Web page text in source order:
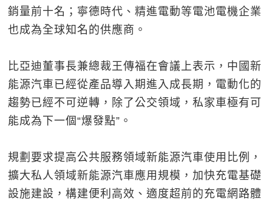
銷量前十名；寧德時代、精進電動等電池電機企業
也成為全球知名的供應商。
比亞迪董事長兼總裁王傳福在會議上表示，中國新
能源汽車已經從產品導入期進入成長期，電動化的
趨勢已經不可逆轉，除了公交領域，私家車極有可
能成為下一個“爆發點”。
規劃要求提高公共服務領域新能源汽車使用比例，
擴大私人領域新能源汽車應用規模，加快充電基礎
設施建設，構建便利高效、適度超前的充電網路體